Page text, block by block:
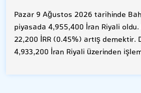
Pazar 9 Ağustos 2026 tarihinde
piyasada 4,955,400 İran Riyali
22,200 İRR (0.45%) artış demektir.
4,933,200 İran Riyali üzerinden